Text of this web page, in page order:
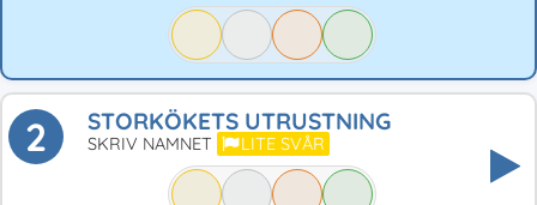
2 STORKÖKETS UTRUSTNING
SKRIV NAMNET LITE SVÅR